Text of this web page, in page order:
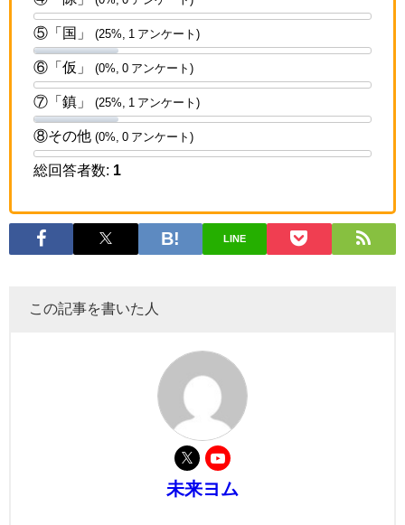
⑤「国」 (25%, 1 アンケート)
⑥「仮」 (0%, 0 アンケート)
⑦「鎮」 (25%, 1 アンケート)
⑧その他 (0%, 0 アンケート)
総回答者数: 1
LINE
この記事を書いた人
未来ヨム